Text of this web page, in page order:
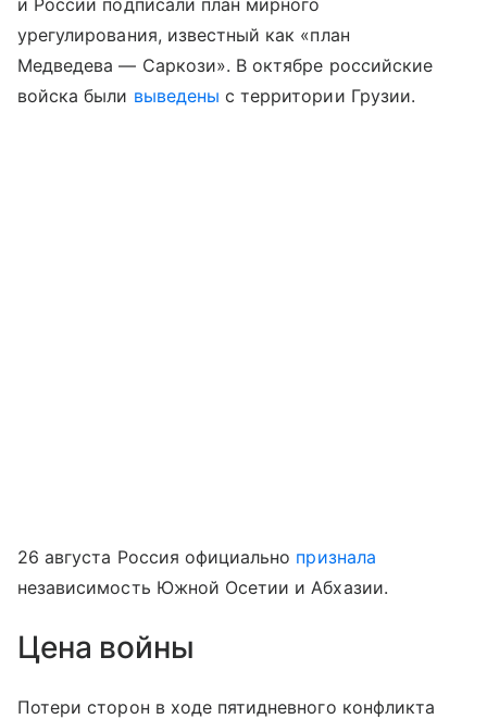
и России подписали план мирного
урегулирования, известный как «план
Медведева — Саркози». В октябре российские
войска были выведены с территории Грузии.
26 августа Россия официально признала
независимость Южной Осетии и Абхазии.
Цена войны
Потери сторон в ходе пятидневного конфликта